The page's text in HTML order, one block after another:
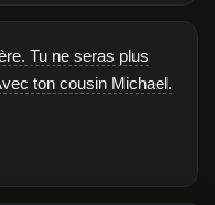
Tu ne seras plus
ton cousin Michael.